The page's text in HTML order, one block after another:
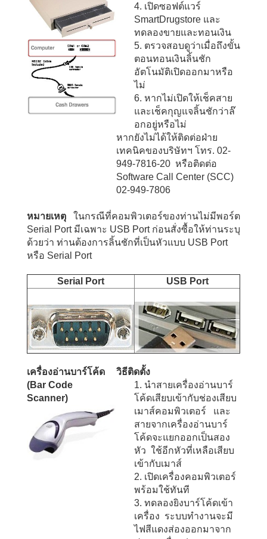
4. เปิดซอฟต์แวร์
SmartDrugstore และ
ทดลองขายและทอนเงิน
5. ตรวจสอบดูว่าเมื่อถึงขั้น
ตอนทอนเงินลิ้นชัก
อัตโนมัติเปิดออกมาหรือ
ไม่
6. หากไม่เปิดให้เช็คสาย
และเช็คกุญแจลิ้นชักว่าล๊
อกอยู่หรือไม่
หากยังไม่ได้ให้ติดต่อฝ่าย
เทคนิคของบริษัทฯ โทร. 02-
949-7816-20 หรือติดต่อ
Software Call Center (SCC)
02-949-7806
หมายเหตุ ในกรณีที่คอมพิวเตอร์ของท่านไม่มีพอร์ต
Serial Port มีเฉพาะ USB Port ก่อนสั่งซื้อให้ท่านระบุ
ด้วยว่า ท่านต้องการลิ้นชักที่เป็นหัวแบบ USB Port
หรือ Serial Port
Serial Port USB Port
เครื่องอ่านบาร์โค้ด
(Bar Code
Scanner)
วิธีติดตั้ง
1. นำสายเครื่องอ่านบาร์
โค้ดเสียบเข้ากับช่องเสียบ
เมาส์คอมพิวเตอร์ และ
สายจากเครื่องอ่านบาร์
โค้ดจะแยกออกเป็นสอง
หัว ใช้อีกหัวที่เหลือเสียบ
เข้ากับเมาส์
2. เปิดเครื่องคอมพิวเตอร์
พร้อมใช้ทันที
3. ทดลองยิงบาร์โค้ดเข้า
เครื่อง ระบบทำงานจะมี
ไฟสีแดงส่องออกมาจาก